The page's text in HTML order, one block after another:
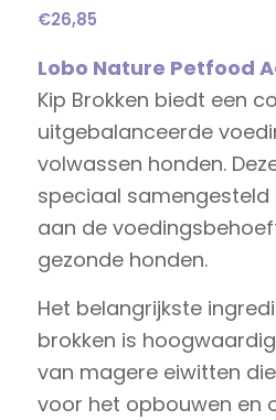
€26,85
Lobo Nature Petfood
Kip Brokken biedt een
uitgebalanceerde
volwassen honden.
speciaal
aan de
gezonde honden.
Het belangrijkste
brokken is
van magere eiwitten
voor het opbouwen en